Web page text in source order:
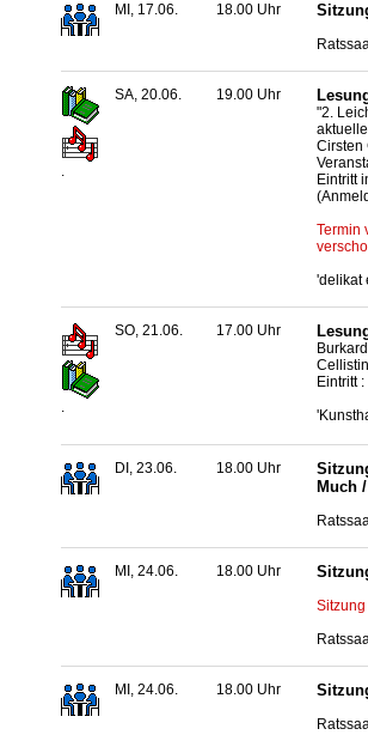
MI, 17.06. 18.00 Uhr
.
SA, 20.06. 19.00 Uhr
"2.
Cirsten
Eintritt
Termin
'delikat
SO, 21.06. 17.00 Uhr
Eintritt
DI, 23.06. 18.00 Uhr
Much
MI, 24.06. 18.00 Uhr
MI, 24.06. 18.00 Uhr